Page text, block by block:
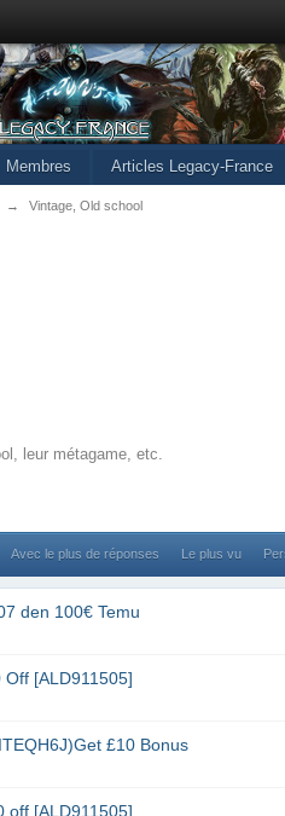
Membres Articles Legacy-France
→ Vintage, Old school
leur métagame, etc.
Avec le plus de réponses Le plus vu
den 100€ Temu
[ALD911505]
£10 Bonus
off [ALD911505]